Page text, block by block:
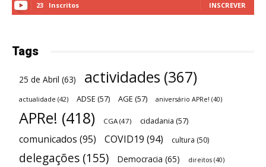
23 Inscritos INSCREVER
Tags
25 de Abril (63) actividades (367)
actualidade (42) ADSE (57) AGE (57) aniversário APRe! (40)
APRe! (418) CGA(47) cidadania (57)
comunicados (95) COVID19 (94) cultura (50)
delegações (155) Democracia (65) direitos (40)